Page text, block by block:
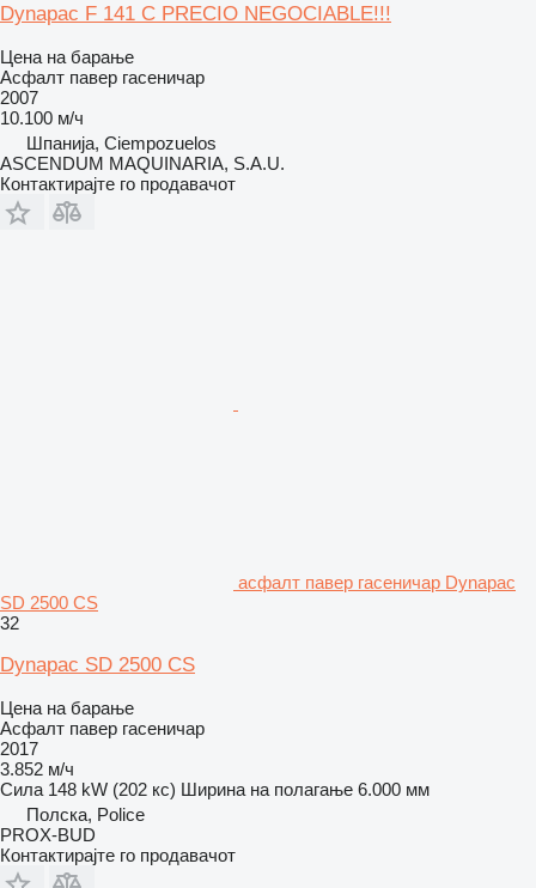
Dynapac F 141 C PRECIO NEGOCIABLE!!!
Цена на барање
Асфалт павер гасеничар
2007
10.100 м/ч
Шпанија, Ciempozuelos
ASCENDUM MAQUINARIA, S.A.U.
Контактирајте го продавачот
асфалт павер гасеничар Dynapac
SD 2500 CS
32
Dynapac SD 2500 CS
Цена на барање
Асфалт павер гасеничар
2017
3.852 м/ч
Сила 148 kW (202 кс) Ширина на полагање 6.000 мм
Полска, Police
PROX-BUD
Контактирајте го продавачот